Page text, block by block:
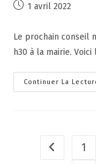
1 avril 2022
Le prochain conseil
h30 à la mairie.
Continuer La
1